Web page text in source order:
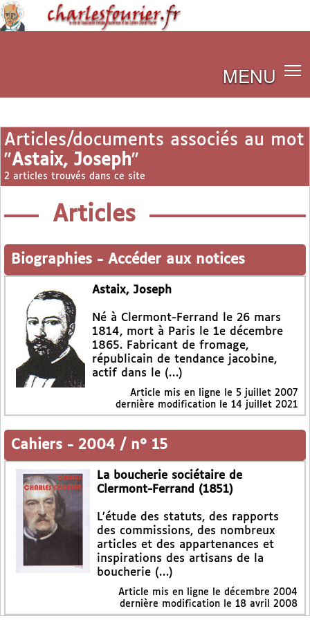
MENU
Articles/documents associés au mot
"Astaix, Joseph"
2 articles trouvés dans ce site
Articles
Biographies - Accéder aux notices
Astaix, Joseph
Né à Clermont-Ferrand le 26 mars
1814, mort à Paris le 1e décembre
1865. Fabricant de fromage,
républicain de tendance jacobine,
actif dans le (…)
Article mis en ligne le 5 juillet 2007
dernière modification le 14 juillet 2021
Cahiers - 2004 / n° 15
La boucherie sociétaire de
Clermont-Ferrand (1851)
L’étude des statuts, des rapports
des commissions, des nombreux
articles et des appartenances et
inspirations des artisans de la
boucherie (…)
Article mis en ligne le décembre 2004
dernière modification le 18 avril 2008